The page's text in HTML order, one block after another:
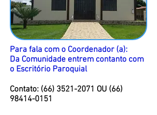
Para fala com o Coordenador (a):
Da Comunidade entrem contanto com
o Escritório Paroquial
Contato: (66) 3521-2071 OU (66)
98414-0151